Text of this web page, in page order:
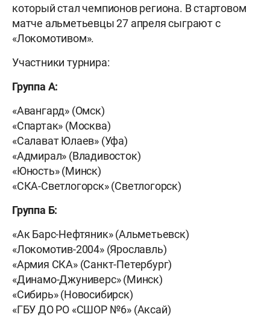
который стал чемпионов региона. В стартовом
матче альметьевцы 27 апреля сыграют с
«Локомотивом».
Участники турнира:
Группа А:
«Авангард» (Омск)
«Спартак» (Москва)
«Салават Юлаев» (Уфа)
«Адмирал» (Владивосток)
«Юность» (Минск)
«СКА-Светлогорск» (Светлогорск)
Группа Б:
«Ак Барс-Нефтяник» (Альметьевск)
«Локомотив-2004» (Ярославль)
«Армия СКА» (Санкт-Петербург)
«Динамо-Джуниверс» (Минск)
«Сибирь» (Новосибирск)
«ГБУ ДО РО «СШОР №6» (Аксай)